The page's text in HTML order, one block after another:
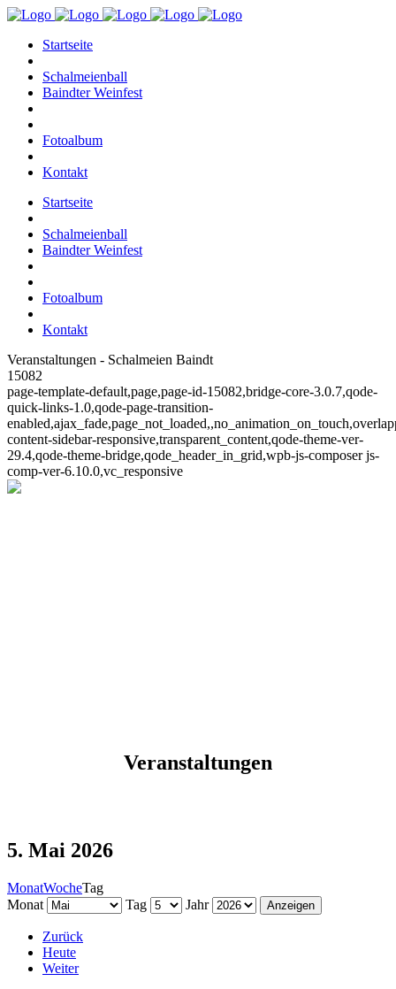
Startseite
Schalmeienball
Baindter Weinfest
Fotoalbum
Kontakt
Startseite
Schalmeienball
Baindter Weinfest
Fotoalbum
Kontakt
Veranstaltungen - Schalmeien Baindt
15082
page-template-default,page,page-id-15082,bridge-core-3.0.7,qode-
quick-links-1.0,qode-page-transition-
content-sidebar-responsive,transparent_content,qode-theme-ver-
29.4,qode-theme-bridge,qode_header_in_grid,wpb-js-composer js-
comp-ver-6.10.0,vc_responsive
Veranstaltungen
5. Mai 2026
MonatWocheTag
Monat
Tag Jahr
Zurück
Heute
Weiter